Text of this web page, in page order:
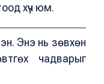
хүч юм.
Энэ нь зөвхөн
чадварыг